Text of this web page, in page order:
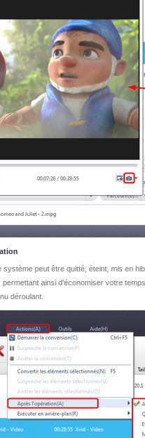
peut être quitté, éteint, mis en
ainsi d'économiser votre
déroulant.